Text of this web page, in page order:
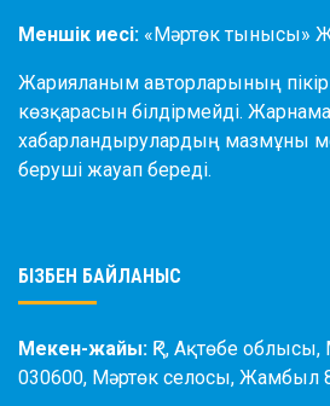
Меншік иесі: «Мәртөк тынысы»
Жарияланым авторларының
көзқарасын білдірмейді.
хабарландырулардың мазмұны
беруші жауап береді.
БІЗБЕН БАЙЛАНЫС
Мекен-жайы: ҚР, Ақтөбе
030600, Мәртөк селосы, Жамбыл